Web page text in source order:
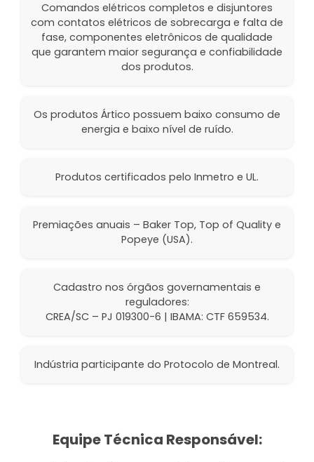
Comandos elétricos completos e disjuntores
com contatos elétricos de sobrecarga e falta de
fase, componentes eletrônicos de qualidade
que garantem maior segurança e confiabilidade
dos produtos.
Os produtos Ártico possuem baixo consumo de
energia e baixo nível de ruído.
Produtos certificados pelo Inmetro e UL.
Premiações anuais – Baker Top, Top of Quality e
Popeye (USA).
Cadastro nos órgãos governamentais e
reguladores:
CREA/SC – PJ 019300-6 | IBAMA: CTF 659534.
Indústria participante do Protocolo de Montreal.
Equipe Técnica Responsável: